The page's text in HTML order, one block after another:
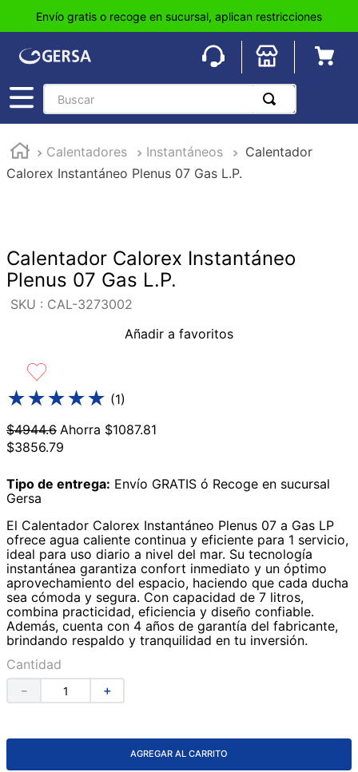
Envío gratis o recoge en sucursal, aplican restricciones
Buscar
Calentadores Instantáneos
Calentador
Calorex Instantáneo Plenus 07 Gas L.P.
Calentador Calorex Instantáneo
Plenus 07 Gas L.P.
: CAL-3273002
Añadir a favoritos
★★★★★ (1)
$4944.6 Ahorra $1087.81
$3856.79
Tipo de entrega: Envío GRATIS ó Recoge en sucursal
Gersa
El Calentador Calorex Instantáneo Plenus 07 a Gas LP
ofrece agua caliente continua y eficiente para 1 servicio,
ideal para uso diario a nivel del mar. Su tecnología
instantánea garantiza confort inmediato y un óptimo
aprovechamiento del espacio, haciendo que cada ducha
sea cómoda y segura. Con capacidad de 7 litros,
combina practicidad, eficiencia y diseño confiable.
Además, cuenta con 4 años de garantía del fabricante,
brindando respaldo y tranquilidad en tu inversión.
Cantidad
＋
－
AGREGAR AL CARRITO
1.
pisos
2.
loseta
5.
lavabo
10. azulejos